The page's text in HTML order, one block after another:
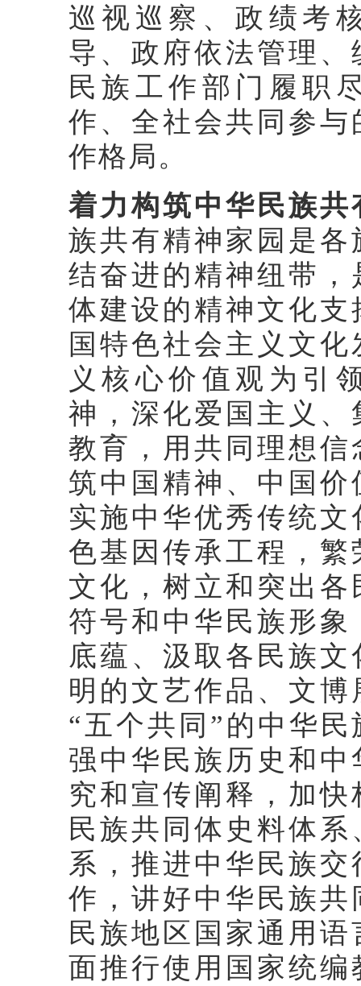
巡视巡察、政绩考
导、政府依法管理
民族工作部门履职
作、全社会共同参
作格局。
着力构筑中华民族
族共有精神家园是
结奋进的精神纽带
体建设的精神文化
国特色社会主义文
义核心价值观为引
神，深化爱国主义
教育，用共同理想
筑中国精神、中国
实施中华优秀传统
色基因传承工程，
文化，树立和突出
符号和中华民族形
底蕴、汲取各民族
明的文艺作品、文
“五个共同”的中华
强中华民族历史和
究和宣传阐释，加
民族共同体史料体
系，推进中华民族
作，讲好中华民族
民族地区国家通用
面推行使用国家统